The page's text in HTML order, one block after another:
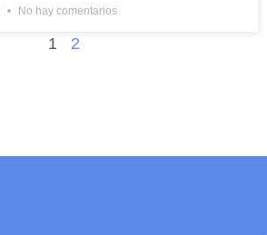
No hay comentarios
1 2